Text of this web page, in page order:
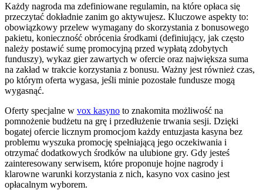
Każdy nagroda ma zdefiniowane regulamin, na które opłaca się
przeczytać dokładnie zanim go aktywujesz. Kluczowe aspekty to:
obowiązkowy przelew wymagany do skorzystania z bonusowego
pakietu, konieczność obrócenia środkami (definiujący, jak często
należy postawić sumę promocyjną przed wypłatą zdobytych
funduszy), wykaz gier zawartych w ofercie oraz największa suma
na zakład w trakcie korzystania z bonusu. Ważny jest również czas,
po którym oferta wygasa, jeśli minie pozostałe fundusze mogą
wygasnąć.
Oferty specjalne w vox kasyno to znakomita możliwość na
pomnożenie budżetu na grę i przedłużenie trwania sesji. Dzięki
bogatej ofercie licznym promocjom każdy entuzjasta kasyna bez
problemu wyszuka promocję spełniającą jego oczekiwania i
otrzymać dodatkowych środków na ulubione gry. Gdy jesteś
zainteresowany serwisem, które proponuje hojne nagrody i
klarowne warunki korzystania z nich, kasyno vox casino jest
opłacalnym wyborem.